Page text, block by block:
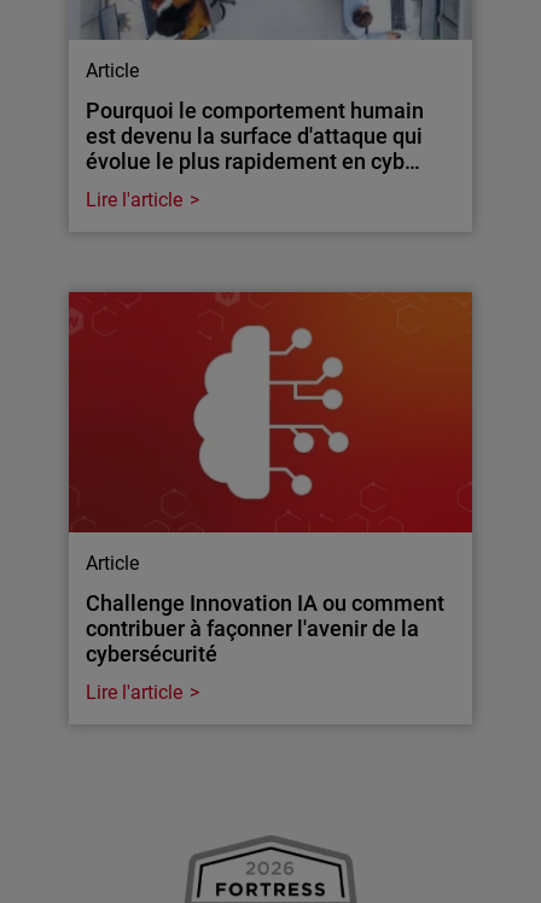
Article
Pourquoi le comportement humain
est devenu la surface d'attaque qui
évolue le plus rapidement en cyb…
Lire l'article
Article
Challenge Innovation IA ou comment
contribuer à façonner l'avenir de la
cybersécurité
Lire l'article